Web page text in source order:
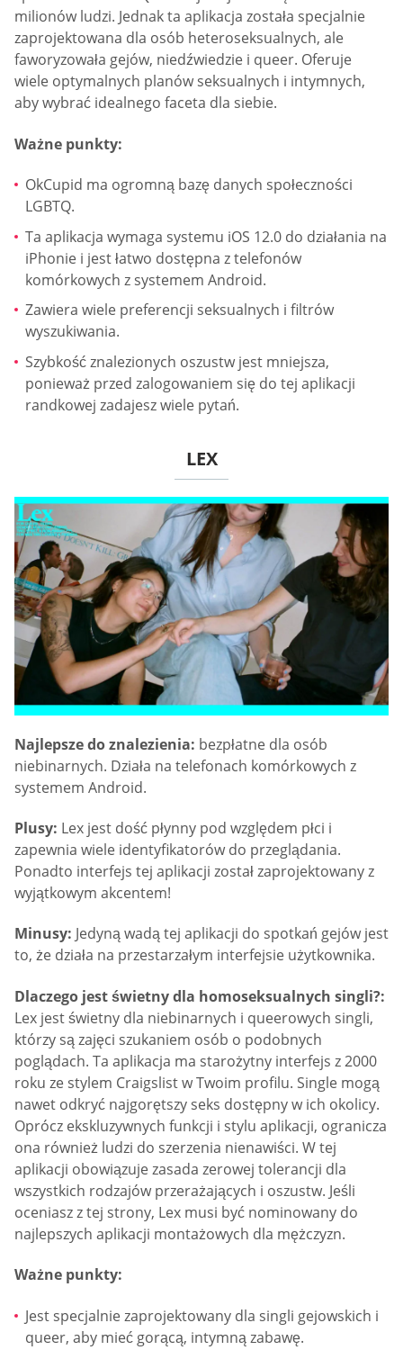
milionów ludzi. Jednak ta aplikacja została specjalnie
zaprojektowana dla osób heteroseksualnych, ale
faworyzowała gejów, niedźwiedzie i queer. Oferuje
wiele optymalnych planów seksualnych i intymnych,
aby wybrać idealnego faceta dla siebie.
Ważne punkty:
OkCupid ma ogromną bazę danych społeczności
LGBTQ.
Ta aplikacja wymaga systemu iOS 12.0 do działania na
iPhonie i jest łatwo dostępna z telefonów
komórkowych z systemem Android.
Zawiera wiele preferencji seksualnych i filtrów
wyszukiwania.
Szybkość znalezionych oszustw jest mniejsza,
ponieważ przed zalogowaniem się do tej aplikacji
randkowej zadajesz wiele pytań.
LEX
Najlepsze do znalezienia: bezpłatne dla osób
niebinarnych. Działa na telefonach komórkowych z
systemem Android.
Plusy: Lex jest dość płynny pod względem płci i
zapewnia wiele identyfikatorów do przeglądania.
Ponadto interfejs tej aplikacji został zaprojektowany z
wyjątkowym akcentem!
Minusy: Jedyną wadą tej aplikacji do spotkań gejów jest
to, że działa na przestarzałym interfejsie użytkownika.
Dlaczego jest świetny dla homoseksualnych singli?:
Lex jest świetny dla niebinarnych i queerowych singli,
którzy są zajęci szukaniem osób o podobnych
poglądach. Ta aplikacja ma starożytny interfejs z 2000
roku ze stylem Craigslist w Twoim profilu. Single mogą
nawet odkryć najgorętszy seks dostępny w ich okolicy.
Oprócz ekskluzywnych funkcji i stylu aplikacji, ogranicza
ona również ludzi do szerzenia nienawiści. W tej
aplikacji obowiązuje zasada zerowej tolerancji dla
wszystkich rodzajów przerażających i oszustw. Jeśli
oceniasz z tej strony, Lex musi być nominowany do
najlepszych aplikacji montażowych dla mężczyzn.
Ważne punkty:
Jest specjalnie zaprojektowany dla singli gejowskich i
queer, aby mieć gorącą, intymną zabawę.